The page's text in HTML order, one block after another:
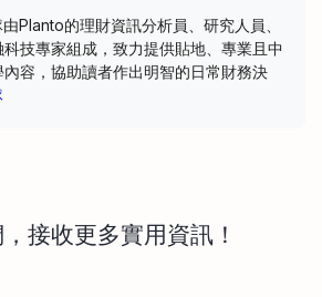
Planto的理財資訊分析員、研究人員、
技專家組成，致力提供貼地、專業且中
容，協助讀者作出明智的日常財務決
接收更多實用資訊！